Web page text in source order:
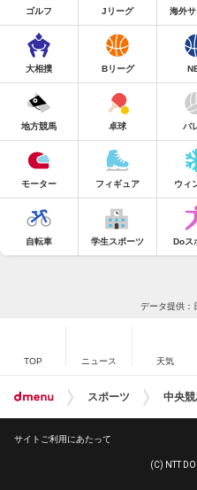
ゴルフ Jリーグ 海外
大相撲 Bリーグ
地方競馬 卓球 バ
モーター フィギュア ウィ
自転車 学生スポーツ Doス
データ提供：
TOP ニュース 天気
スポーツ 中央
サイトご利用にあたって
(C) NTT